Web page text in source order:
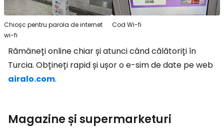
Chioșc pentru parola de internet
wi-fi
Cod Wi-fi
Rămâneți online chiar și atunci când călătoriți în
Turcia. Obțineți rapid și ușor o e-sim de date pe web
airalo.com.
Magazine și supermarketuri